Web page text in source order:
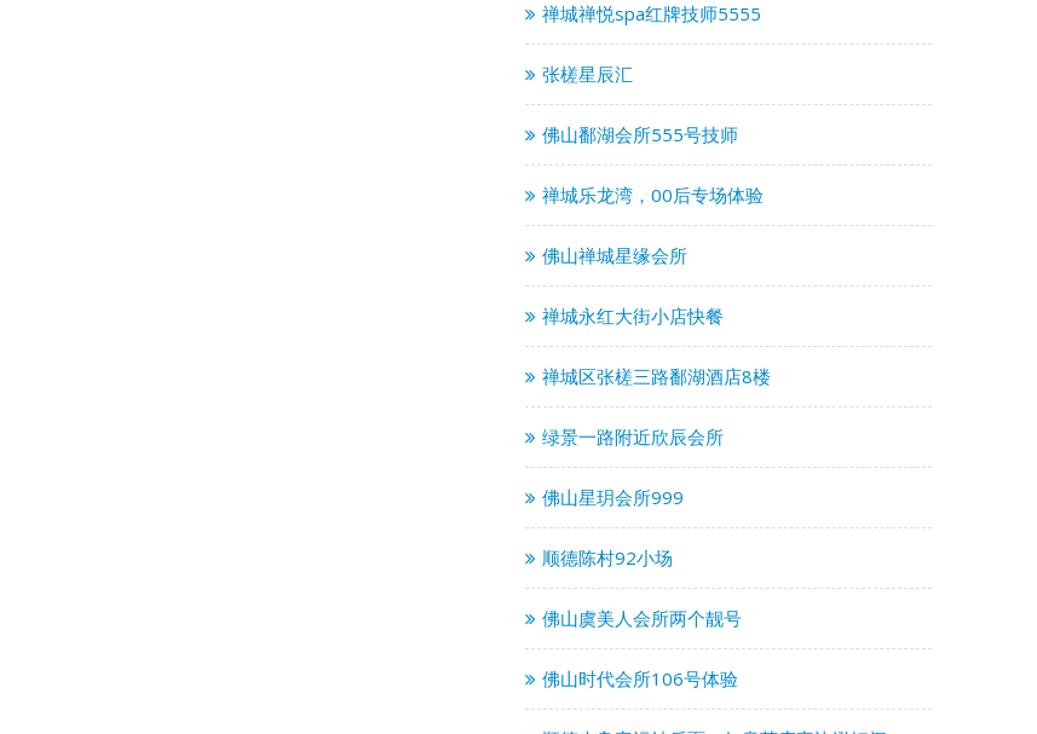
禅城禅悦spa红牌技师5555
张槎星辰汇
佛山鄱湖会所555号技师
禅城乐龙湾，00后专场体验
佛山禅城星缘会所
禅城永红大街小店快餐
禅城区张槎三路鄱湖酒店8楼
绿景一路附近欣辰会所
佛山星玥会所999
顺德陈村92小场
佛山虞美人会所两个靓号
佛山时代会所106号体验